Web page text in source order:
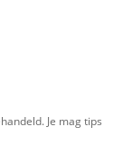
Je mag tips